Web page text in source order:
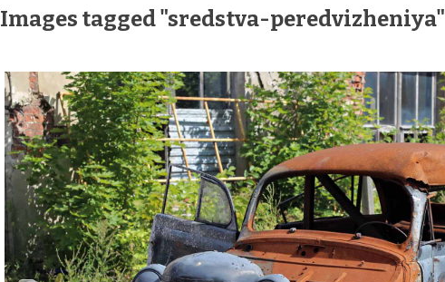
Images tagged "sredstva-peredvizheniya"